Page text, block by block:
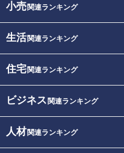
小売関連ランキング
生活関連ランキング
住宅関連ランキング
ビジネス 関連ランキング
人材関連ランキング